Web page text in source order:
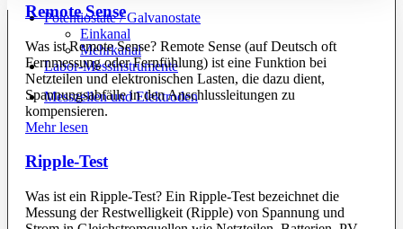
Potentiostate / Galvanostate
Einkanal
Mehrkanal
Labor-Messinstrumente
Messzellen und Elektroden
Remote Sense
Was ist Remote Sense? Remote Sense (auf Deutsch oft
Fernmessung oder Fernfühlung) ist eine Funktion bei
Netzteilen und elektronischen Lasten, die dazu dient,
Spannungsabfälle in den Anschlussleitungen zu
kompensieren.
Mehr lesen
Ripple-Test
Was ist ein Ripple-Test? Ein Ripple-Test bezeichnet die
Messung der Restwelligkeit (Ripple) von Spannung und